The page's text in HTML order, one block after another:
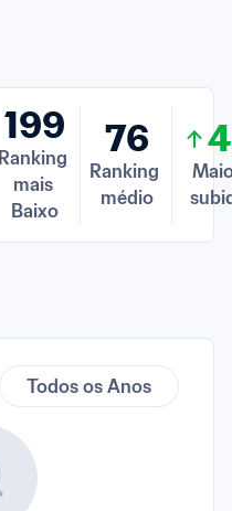
199
Ranking
mais
Baixo
76
Ranking
médio
Todos os Anos